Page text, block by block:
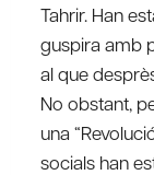
Tahrir. Han
guspira amb
al que
No obstant,
una
socials han